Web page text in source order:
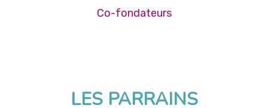
Co-fondateurs
LES PARRAINS